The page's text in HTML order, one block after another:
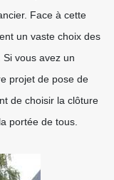
Face à cette
un vaste choix des
vous avez un
projet de pose de
de choisir la clôture
portée de tous.